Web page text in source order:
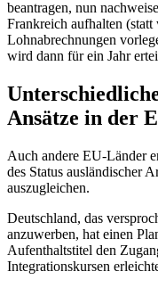
beantragen, nun
Frankreich aufhalten
Lohnabrechnungen
wird dann für ein Jahr
Ansätze in der
Auch andere EU-Länder
des Status ausländischer
auszugleichen.
Deutschland, das
anzuwerben, hat einen
Aufenthaltstitel den
Integrationskursen